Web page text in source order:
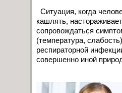
Ситуация, когда
кашлять,
сопровождаться
(температура,
респираторной
совершенно иной